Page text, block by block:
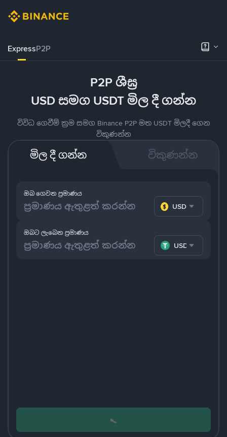
ExpressP2P
P2P ශීඝ්‍ර
USD සමග USDT මිල දී ගන්න
විවිධ ගෙවීම් ක්‍රම සමග Binance P2P මත USDT මිලදී ගෙන
විකුණන්න
මිල දී ගන්න විකුණන්න
ඔබ ගෙවන ප්‍රමාණය
USD
ඔබට ලැබෙන ප්‍රමාණය
USDT